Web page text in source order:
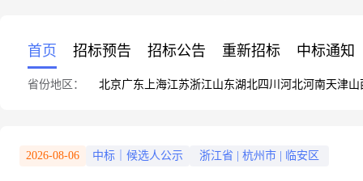
首页 招标预告 招标公告 重新招标 中标通知
省份地区： 北京广东 上海江苏浙江山东湖北四川 河北河南天津山
2026-08-06 中标｜候选人公示 浙江省 杭州市 临安区